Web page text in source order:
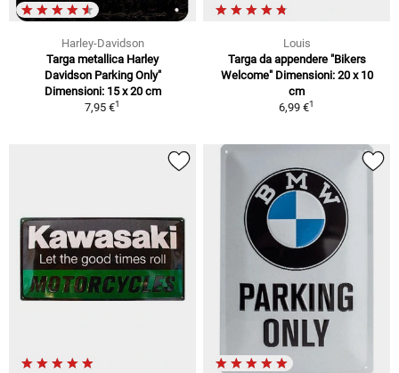
Harley-Davidson
Targa metallica Harley
Davidson Parking Only"
Dimensioni: 15 x 20 cm
7,95 €1
Louis
Targa da appendere "Bikers
Welcome" Dimensioni: 20 x 10
cm
6,99 €1